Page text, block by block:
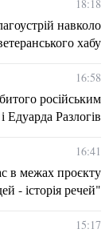
18:18
навколо
хабу
16:58
російським
Разлогів
16:41
в межах проєкту
- історія речей"
15:17